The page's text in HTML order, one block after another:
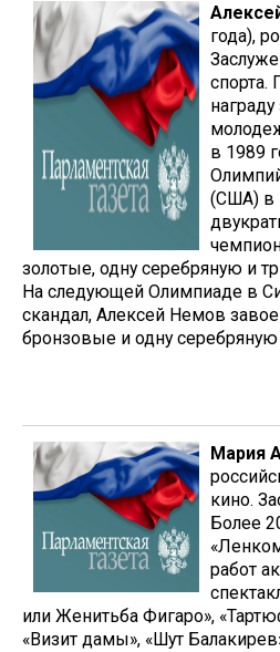
года),
спорта.
в 1989
(США) в
золотые, одну серебряную и
На следующей Олимпиаде в
скандал, Алексей Немов
бронзовые и одну
Мария
кино.
Более
работ
или Женитьба Фигаро»,
«Визит дамы», «Шут